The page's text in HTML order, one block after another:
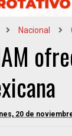
Nacional
20 de